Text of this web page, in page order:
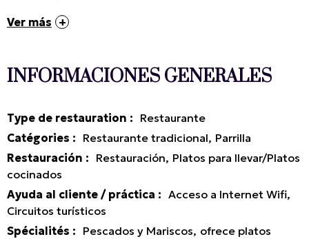
Ver más
INFORMACIONES GENERALES
Type de restauration : Restaurante
Catégories : Restaurante tradicional Parrilla
Restauración : Restauración Platos para llevar/Platos
cocinados
Ayuda al cliente / práctica : Acceso a Internet Wifi
Circuitos turísticos
Spécialités : Pescados y Mariscos ofrece platos